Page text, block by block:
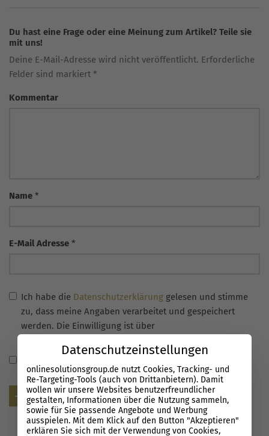
Du hast eine Frage oder eine Meinung zum Artikel? Teile sie
mit uns!
Deine E-Mail-Adresse wird nicht veröffentlicht. Erforderliche
Felder sind markiert *
Kommentar
Name *
E-Mail Adresse *
Ich habe die Datenschutzerklärung gelesen und stimme
zu, dass meine Angaben verarbeitet und gespeichert
werden. Die Einwilligung ist über
für meinen nächsten Kommentar speichern.
Senden
Datenschutzeinstellungen
onlinesolutionsgroup.de nutzt Cookies, Tracking- und
Re-Targeting-Tools (auch von Drittanbietern). Damit
wollen wir unsere Websites benutzerfreundlicher
gestalten, Informationen über die Nutzung sammeln,
sowie für Sie passende Angebote und Werbung
ausspielen. Mit dem Klick auf den Button "Akzeptieren"
erklären Sie sich mit der Verwendung von Cookies,